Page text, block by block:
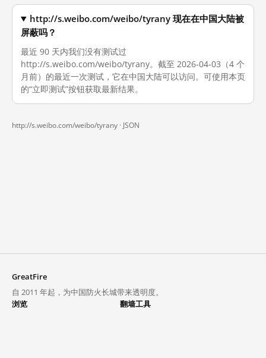
http://s.weibo.com/weibo/tyrany 现在在中国大陆被
屏蔽吗？
最近 90 天内我们没有测试过
http://s.weibo.com/weibo/tyrany。截至 2026-04-03（4 个
月前）的最近一次测试，它在中国大陆可以访问。可使用本页
的“立即测试”按钮获取最新结果。
http://s.weibo.com/weibo/tyrany · JSON
GreatFire
自 2011 年起，为中国防火长城带来透明度。
浏览
翻墙工具